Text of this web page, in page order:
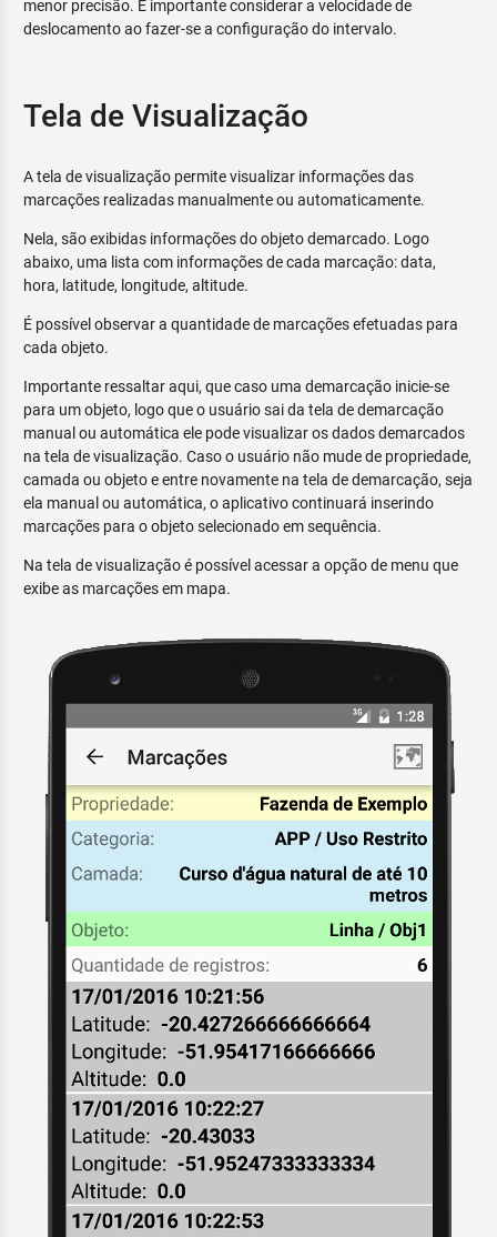
menor precisão. É importante considerar a velocidade de
deslocamento ao fazer-se a configuração do intervalo.
Tela de Visualização
A tela de visualização permite visualizar informações das
marcações realizadas manualmente ou automaticamente.
Nela, são exibidas informações do objeto demarcado. Logo
abaixo, uma lista com informações de cada marcação: data,
hora, latitude, longitude, altitude.
É possível observar a quantidade de marcações efetuadas para
cada objeto.
Importante ressaltar aqui, que caso uma demarcação inicie-se
para um objeto, logo que o usuário sai da tela de demarcação
manual ou automática ele pode visualizar os dados demarcados
na tela de visualização. Caso o usuário não mude de propriedade,
camada ou objeto e entre novamente na tela de demarcação, seja
ela manual ou automática, o aplicativo continuará inserindo
marcações para o objeto selecionado em sequência.
Na tela de visualização é possível acessar a opção de menu que
exibe as marcações em mapa.